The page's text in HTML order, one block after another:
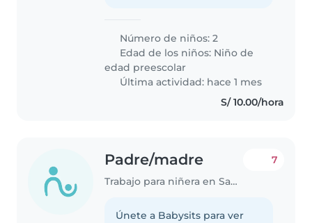
Número de niños: 2
Edad de los niños: Niño de
edad preescolar
Última actividad: hace 1 mes
S/ 10.00/hora
Padre/madre
Trabajo para niñera en Santa Anita - Los Ficus
7
Únete a Babysits para ver